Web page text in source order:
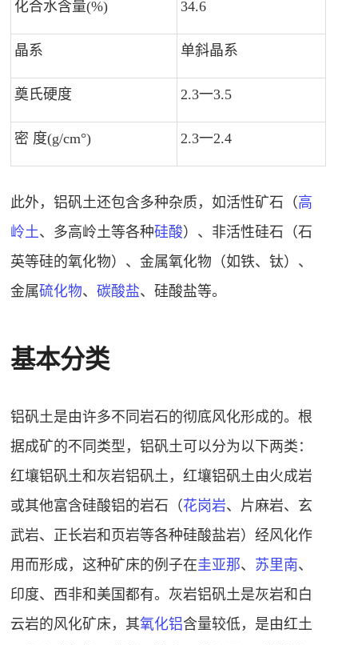
化合水含量(%) 34.6
晶系 单斜晶系
奠氏硬度 2.3一3.5
密 度(g/cm°) 2.3一2.4
此外，铝矾土还包含多种杂质，如活性矿石（高
岭土、多高岭土等各种硅酸）、非活性硅石（石
英等硅的氧化物）、金属氧化物（如铁、钛）、
金属硫化物、碳酸盐、硅酸盐等。
基本分类
铝矾土是由许多不同岩石的彻底风化形成的。根
据成矿的不同类型，铝矾土可以分为以下两类：
红壤铝矾土和灰岩铝矾土，红壤铝矾土由火成岩
或其他富含硅酸铝的岩石（花岗岩、片麻岩、 玄
武岩、 正长岩和页岩等各种硅酸盐岩）经风化作
用而形成，这种矿床的例子在圭亚那、 苏里南、
印度、西非和美国都有。灰岩铝矾土是灰岩和 白
云岩的风化矿床 ，其氧化铝含量较低，是由红土